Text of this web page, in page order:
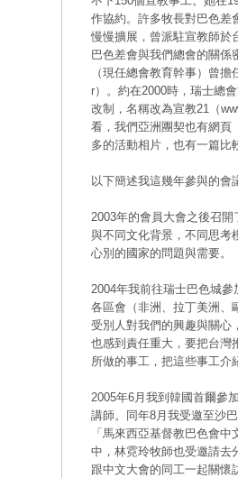
作協約。許多牧長對巴色差
慢慢擴展，曾派駐宣教師於
巴色差會與我們總會的關係
（現任總會教育幹事）曾
r）。約在2000時，瑞士總
改制，名稱改為宣教21（
看，我們亞洲團契也有網頁
多的活動相片，也有一篇比
以下簡述我這幾年參與的會
2003年的會員大會之後召
與不同文化背景，不同思考
心別的國家的問題與需要。
2004年我前往瑞士巴色城
各區會（非洲、拉丁美洲、
受別人對我們的興趣與關心
也感到責任重大，要把台灣
所做的事工，把這些事工介
2005年6月我到韓國首爾參
講師。同年8月我受邀至沙
「馬來西亞基督教巴色會
中，林霓玲牧師也受邀請去
跟中文大會的同工一起關懷